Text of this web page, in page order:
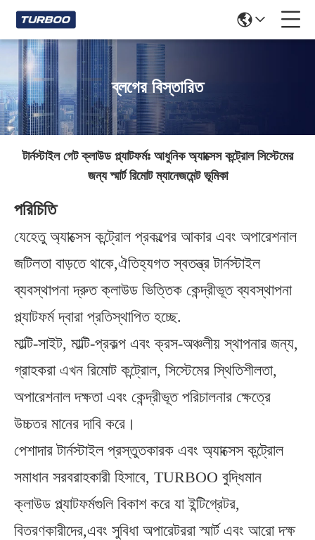
ব্লগের বিস্তারিত
টার্নস্টাইল গেট ক্লাউড প্ল্যাটফর্মঃ আধুনিক অ্যাক্সেস কন্ট্রোল সিস্টেমের
জন্য স্মার্ট রিমোট ম্যানেজমেন্ট ভূমিকা
পরিচিতি
যেহেতু অ্যাক্সেস কন্ট্রোল প্রকল্পের আকার এবং অপারেশনাল
জটিলতা বাড়তে থাকে,ঐতিহ্যগত স্বতন্ত্র টার্নস্টাইল
ব্যবস্থাপনা দ্রুত ক্লাউড ভিত্তিক কেন্দ্রীভূত ব্যবস্থাপনা
প্ল্যাটফর্ম দ্বারা প্রতিস্থাপিত হচ্ছে.
মাল্টি-সাইট, মাল্টি-প্রকল্প এবং ক্রস-অঞ্চলীয় স্থাপনার জন্য,
গ্রাহকরা এখন রিমোট কন্ট্রোল, সিস্টেমের স্থিতিশীলতা,
অপারেশনাল দক্ষতা এবং কেন্দ্রীভূত পরিচালনার ক্ষেত্রে
উচ্চতর মানের দাবি করে।
পেশাদার টার্নস্টাইল প্রস্তুতকারক এবং অ্যাক্সেস কন্ট্রোল
সমাধান সরবরাহকারী হিসাবে, TURBOO বুদ্ধিমান
ক্লাউড প্ল্যাটফর্মগুলি বিকাশ করে যা ইন্টিগ্রেটর,
বিতরণকারীদের,এবং সুবিধা অপারেটররা স্মার্ট এবং আরো দক্ষ